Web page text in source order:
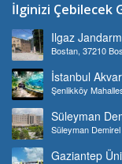
İlginizi Çebilecek
Ilgaz
Bostan, 37210
İstanbul
Şenlikköy
Süleyman
Süleyman
Gaziantep